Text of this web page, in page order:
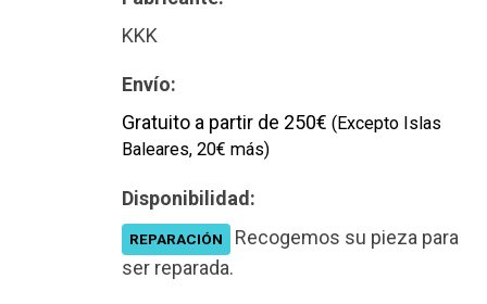
KKK
Envío:
Gratuito a partir de 250€ (Excepto Islas
Baleares, 20€ más)
Disponibilidad:
REPARACIÓN
Recogemos su pieza para
ser reparada.